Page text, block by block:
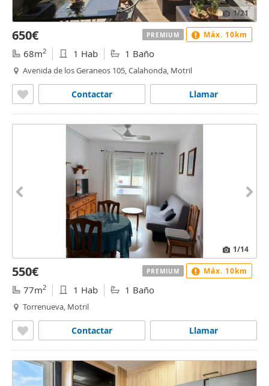
1/21
650€
68m2 1 Hab 1 Baño
Avenida de los Geraneos 105, Calahonda, Motril
Llamar
Contactar
PREMIUM Máx. 10km
1/14
550€
77m2 1 Hab 1 Baño
Torrenueva, Motril
Llamar
Contactar
PREMIUM Máx. 10km